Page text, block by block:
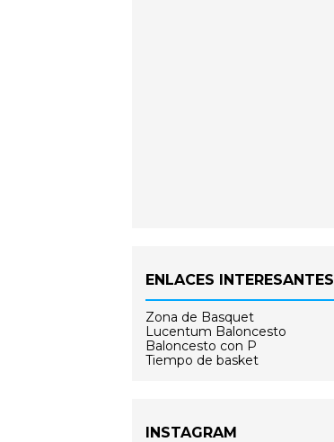
ENLACES INTERESANTES
Zona de Basquet
Lucentum Baloncesto
Baloncesto con P
Tiempo de basket
INSTAGRAM